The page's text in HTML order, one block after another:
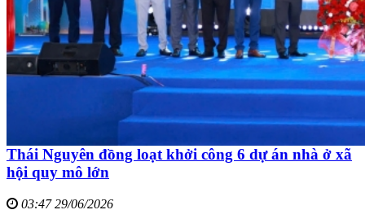
Thái Nguyên đồng loạt khởi công 6 dự án nhà ở xã
hội quy mô lớn
03:47 29/06/2026